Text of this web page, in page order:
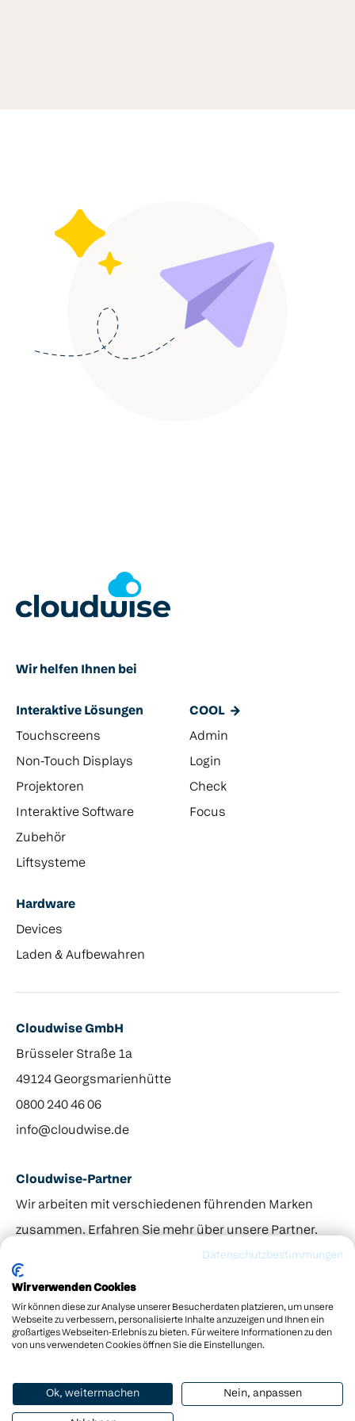
Wir helfen Ihnen bei
Interaktive Lösungen
Touchscreens
Non-Touch Displays
Projektoren
Interaktive Software
Zubehör
Liftsysteme
COOL
Admin
Login
Check
Focus
Hardware
Devices
Laden & Aufbewahren
Cloudwise GmbH
Brüsseler Straße 1a
49124 Georgsmarienhütte
0800 240 46 06
info@cloudwise.de
Cloudwise-Partner
Wir arbeiten mit verschiedenen führenden Marken
zusammen. Erfahren Sie mehr über unsere Partner.
© 2013–2026 Odin Gruppe. Cloudwise gehört zur Odin
Groep.
Kontakt Datenschutzerklärung Impressum AGB
Datenschutzbestimmungen
Wir verwenden Cookies
Wir können diese zur Analyse unserer Besucherdaten platzieren, um unsere
Webseite zu verbessern, personalisierte Inhalte anzuzeigen und Ihnen ein
großartiges Webseiten-Erlebnis zu bieten. Für weitere Informationen zu den
von uns verwendeten Cookies öffnen Sie die Einstellungen.
Ok, weitermachen Nein, anpassen